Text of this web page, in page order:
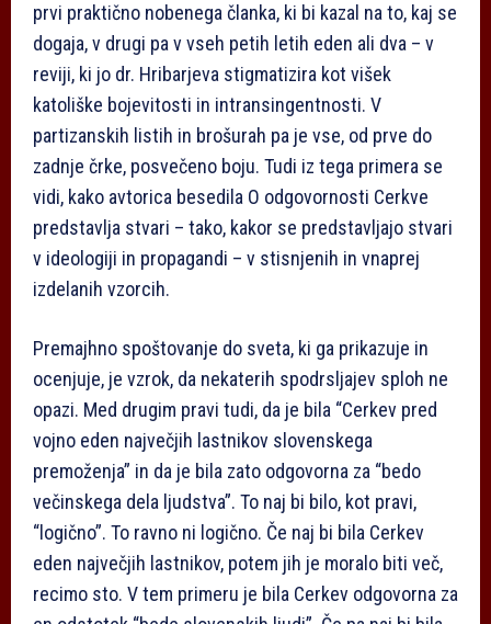
prvi praktično nobenega članka, ki bi kazal na to, kaj se
dogaja, v drugi pa v vseh petih letih eden ali dva – v
reviji, ki jo dr. Hribarjeva stigmatizira kot višek
katoliške bojevitosti in intransingentnosti. V
partizanskih listih in brošurah pa je vse, od prve do
zadnje črke, posvečeno boju. Tudi iz tega primera se
vidi, kako avtorica besedila O odgovornosti Cerkve
predstavlja stvari – tako, kakor se predstavljajo stvari
v ideologiji in propagandi – v stisnjenih in vnaprej
izdelanih vzorcih.
Premajhno spoštovanje do sveta, ki ga prikazuje in
ocenjuje, je vzrok, da nekaterih spodrsljajev sploh ne
opazi. Med drugim pravi tudi, da je bila “Cerkev pred
vojno eden največjih lastnikov slovenskega
premoženja” in da je bila zato odgovorna za “bedo
večinskega dela ljudstva”. To naj bi bilo, kot pravi,
“logično”. To ravno ni logično. Če naj bi bila Cerkev
eden največjih lastnikov, potem jih je moralo biti več,
recimo sto. V tem primeru je bila Cerkev odgovorna za